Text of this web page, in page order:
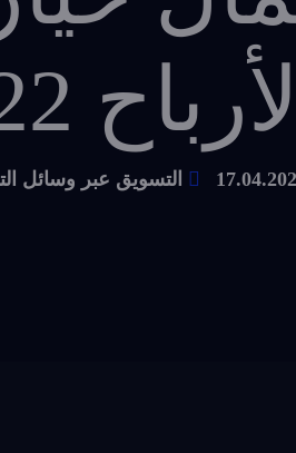
الأرباح 2022
التسويق عبر وسائل